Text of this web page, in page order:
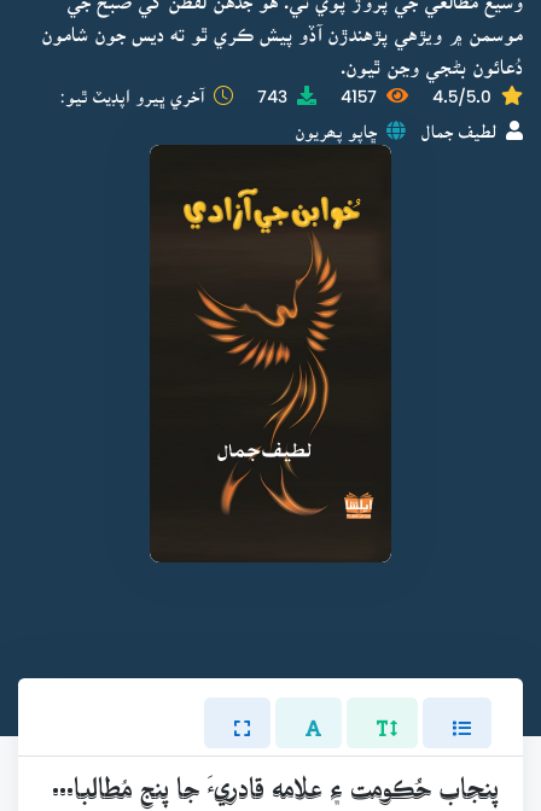
موسمن ۾ ويڙهي پڙهندڙن آڏو پيش ڪري ٿو ته ديس جون شامون
دُعائون بڻجي وڃن ٿيون.
4.5/5.0
4157
743 آخري ڀيرو اپڊيٽ ٿيو:
لطيف جمال ڇاپو پھريون
پنجاب حُڪومت ۽ علامه قادريءَ جا پنج مُطالبا...